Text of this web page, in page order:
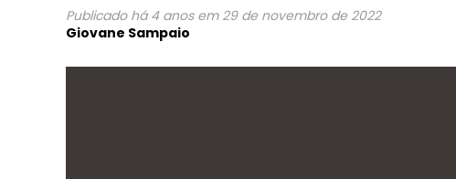
Publicado há 4 anos em 29 de novembro de 2022
Giovane Sampaio